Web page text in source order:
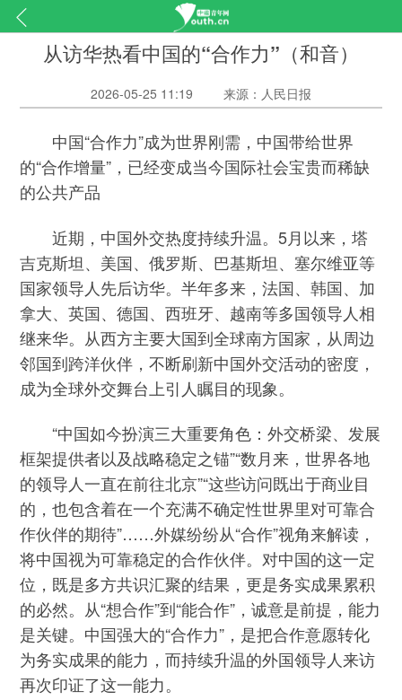
从访华热看中国的“合作力”（和音）
2026-05-25 11:19 来源：人民日报
中国“合作力”成为世界刚需，中国带给世界
的“合作增量”，已经变成当今国际社会宝贵而稀缺
的公共产品
近期，中国外交热度持续升温。5月以来，塔
吉克斯坦、美国、俄罗斯、巴基斯坦、塞尔维亚等
国家领导人先后访华。半年多来，法国、韩国、加
拿大、英国、德国、西班牙、越南等多国领导人相
继来华。从西方主要大国到全球南方国家，从周边
邻国到跨洋伙伴，不断刷新中国外交活动的密度，
成为全球外交舞台上引人瞩目的现象。
“中国如今扮演三大重要角色：外交桥梁、发展
框架提供者以及战略稳定之锚”“数月来，世界各地
的领导人一直在前往北京”“这些访问既出于商业目
的，也包含着在一个充满不确定性世界里对可靠合
作伙伴的期待”……外媒纷纷从“合作”视角来解读，
将中国视为可靠稳定的合作伙伴。对中国的这一定
位，既是多方共识汇聚的结果，更是务实成果累积
的必然。从“想合作”到“能合作”，诚意是前提，能力
是关键。中国强大的“合作力”，是把合作意愿转化
为务实成果的能力，而持续升温的外国领导人来访
再次印证了这一能力。